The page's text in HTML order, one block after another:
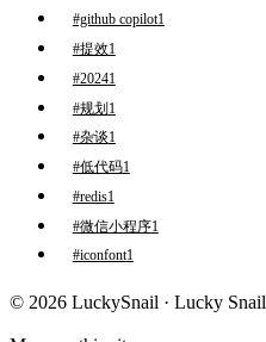
#github copilot1
#提效1
#20241
#规划1
#杂谈1
#低代码1
#redis1
#微信小程序1
#iconfont1
© 2026 LuckySnail · Lucky Snail